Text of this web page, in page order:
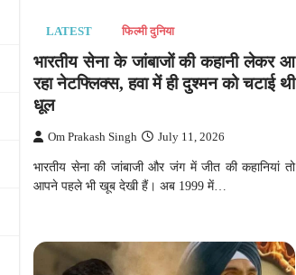
LATEST फिल्मी दुनिया
भारतीय सेना के जांबाजों की कहानी लेकर आ
रहा नेटफ्लिक्स, हवा में ही दुश्मन को चटाई थी
धूल
Om Prakash Singh July 11, 2026
भारतीय सेना की जांबाजी और जंग में जीत की कहानियां तो
आपने पहले भी खूब देखी हैं। अब 1999 में…